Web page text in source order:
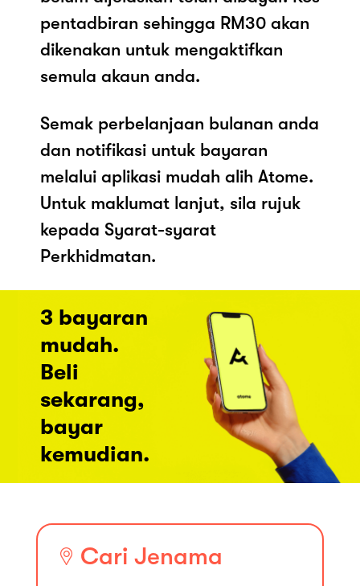
pentadbiran sehingga RM30 akan
dikenakan untuk mengaktifkan
semula akaun anda.
Semak perbelanjaan bulanan anda
dan notifikasi untuk bayaran
melalui aplikasi mudah alih Atome.
Untuk maklumat lanjut, sila rujuk
kepada Syarat-syarat
Perkhidmatan.
3 bayaran
mudah.
Beli
sekarang,
bayar
kemudian.
Cari Jenama